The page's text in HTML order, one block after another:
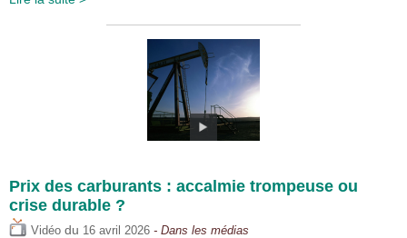
Prix des carburants : accalmie trompeuse ou
crise durable ?
Vidéo du 16 avril 2026 - Dans les médias